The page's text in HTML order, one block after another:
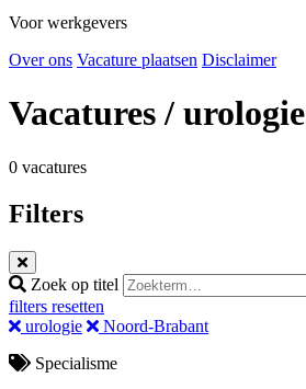
Voor werkgevers
Over ons Vacature plaatsen Disclaimer
Vacatures/ urologie
0 vacatures
Filters
Zoek op titel
filters resetten
urologie
Noord-Brabant
Specialisme